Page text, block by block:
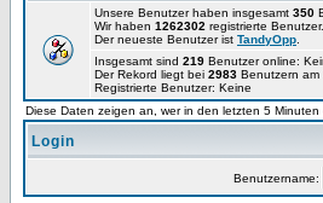
Unsere Benutzer haben insgesamt 350
Wir haben 1262302 registrierte Benutzer.
Der neueste Benutzer ist TandyOpp
Insgesamt sind 219 Benutzer online:
Der Rekord liegt bei 2983 Benutzern am
Registrierte Benutzer: Keine
Diese Daten zeigen an, wer in den letzten 5 Minuten
Login
Benutzername: